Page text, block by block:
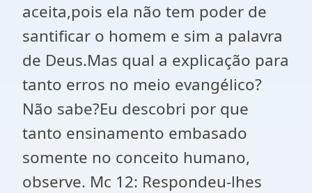
aceita,pois ela não tem poder de
santificar o homem e sim a palavra
de Deus.Mas qual a explicação para
tanto erros no meio evangélico?
Não sabe?Eu descobri por que
tanto ensinamento embasado
somente no conceito humano,
observe. Mc 12: Respondeu-lhes